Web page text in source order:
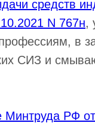
средств
N 767н,
в
СИЗ и
Минтруда РФ